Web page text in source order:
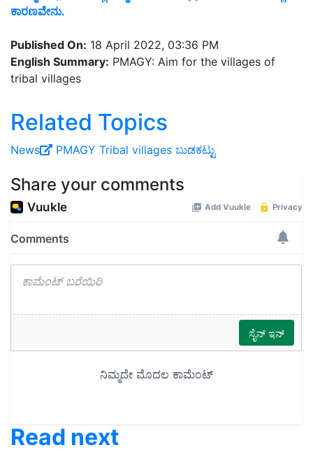
ಕಾರಣವೇನು.
Published On: 18 April 2022, 03:36 PM
English Summary: PMAGY: Aim for the villages of
tribal villages
Related Topics
News PMAGY Tribal villages ಬುಡಕಟ್ಟು
Share your comments
Read next